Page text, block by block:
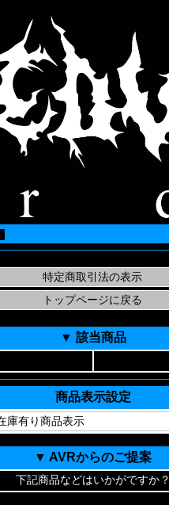
▼ 該当商品
商品表示設定
▼ AVRからのご提案
下記商品などはいかがですか？